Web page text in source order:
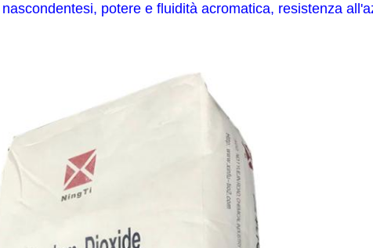
potere e fluidità acromatica, resistenza